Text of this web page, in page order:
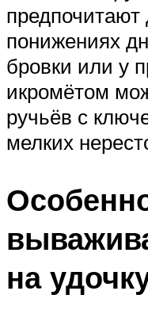
предпочитают
понижениях
бровки или у
икромётом
ручьёв с
мелких
на